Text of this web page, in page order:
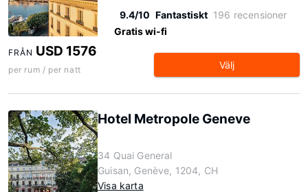
9.4/10 Fantastiskt 196 recensioner
Gratis wi-fi
FRÅN USD 1576
per rum / per natt Välj
Hotel Metropole Geneve
34 Quai General
Guisan, Genève, 1204, CH
Visa karta